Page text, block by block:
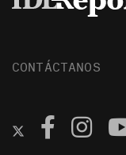
CONTÁCTANOS